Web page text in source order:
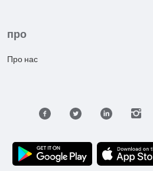
про
Про нас